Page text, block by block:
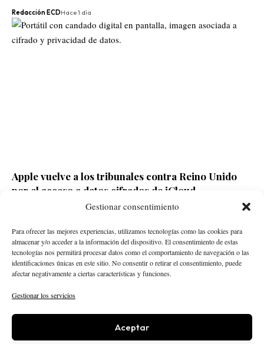
Gestionar consentimiento
Para ofrecer las mejores experiencias, utilizamos tecnologías como las cookies para
almacenar y/o acceder a la información del dispositivo. El consentimiento de estas
tecnologías nos permitirá procesar datos como el comportamiento de navegación o las
identificaciones únicas en este sitio. No consentir o retirar el consentimiento, puede
afectar negativamente a ciertas características y funciones.
Gestionar los servicios
Aceptar
Redacción ECDHace 1 día
Apple vuelve a los tribunales contra Reino Unido
por el acceso a datos cifrados de iCloud
Hace 1 día
INTELIGENCIA ARTIFICIAL
CREATOR ECONOMY
ROBÓTICA NEGOCIOS